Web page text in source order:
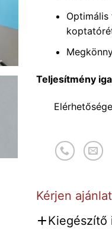
Teljesítmény
Kérjen
Kiegészítő